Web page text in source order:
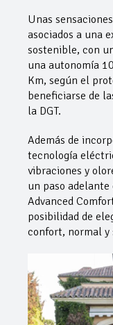
Unas
asociados a una
sostenible, con
una autonomía
Km, según el
beneficiarse de
la DGT.
Además de
tecnología
vibraciones y
un paso
Advanced
posibilidad de
confort, normal y